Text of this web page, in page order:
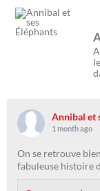
Annibal et
1 month ago
On se retrouve
fabuleuse histoire